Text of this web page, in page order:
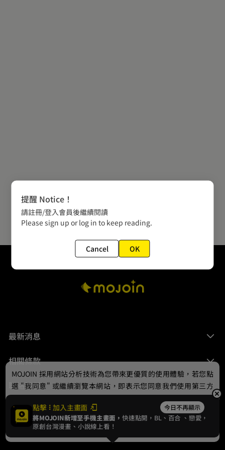
最新消息
相關條款
聯絡我們
© 2024 gamania Digital Entertainment Co., Ltd.
點擊 加入主畫面 今日不再顯示
將MOJOIN新增至手機主畫面，快速點開，BL、 百合 、戀愛，
原創台灣漫畫、小說線上看！
MOJOIN 採用網站分析技術為您帶來更優質的使用體驗，若您點
選 "我同意" 或繼續瀏覽本網站，即表示您同意我們使用第三方
Cookie，欲瞭解更多資訊請見隱私權政策。
我同意
提醒 Notice！
請註冊/登入會員後繼續閱讀
Please sign up or log in to keep reading.
Cancel OK